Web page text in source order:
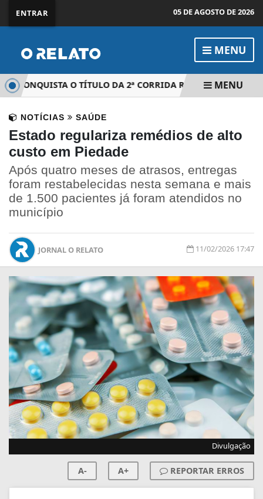
ENTRAR 05 DE AGOSTO DE 2026
MENU
CONQUISTA O TÍTULO DA 2ª CORRIDA REDE BOM LUGAR DE
MENU
NOTÍCIAS SAÚDE
Estado regulariza remédios de alto
custo em Piedade
Após quatro meses de atrasos, entregas
foram restabelecidas nesta semana e mais
de 1.500 pacientes já foram atendidos no
município
JORNAL O RELATO 11/02/2026 17:47
Divulgação
A- A+ REPORTAR ERROS